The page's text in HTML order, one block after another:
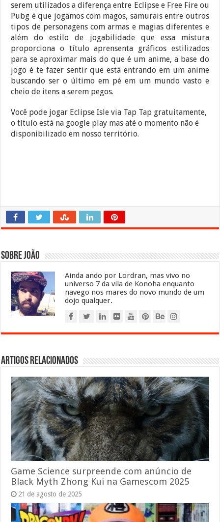
serem utilizados a diferença entre Eclipse e Free Fire ou
Pubg é que jogamos com magos, samurais entre outros
tipos de personagens com armas e magias diferentes e
além do estilo de jogabilidade que essa mistura
proporciona o título aprensenta gráficos estilizados
para se aproximar mais do que é um anime, a base do
jogo é te fazer sentir que está entrando em um anime
buscando ser o último em pé em um mundo vasto e
cheio de itens a serem pegos.
Você pode jogar Eclipse Isle via Tap Tap gratuitamente,
o título está na google play mas até o momento não é
disponibilizado em nosso território.
Sobre João
Ainda ando por Lordran, mas vivo no
universo 7 da vila de Konoha enquanto
navego nos mares do novo mundo de um
dojo qualquer.
Artigos relacionados
Game Science surpreende com anúncio de
Black Myth Zhong Kui na Gamescom 2025
21 de agosto de 2025